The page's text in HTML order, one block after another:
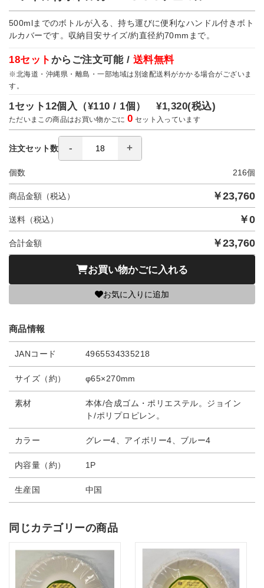
500mlまでのボトルが入る、持ち運びに便利なハンドル付きボト
ルカバーです。収納目安サイズ/約直径約70mmまで。
18セット からご注文可能 / 送料無料
※北海道・沖縄県・離島・一部地域は別途配送料がかかる場合がございま
す。
1セット12個入（¥110 / 1個）¥1,320(税込)
ただいまこの商品はお買い物かごに0 セット入っています
注文セット数
個数 216個
商品金額（税込） ￥23,760
送料（税込） ￥0
合計金額 ￥23,760
お買い物かごに入れる
お気に入りに追加
商品情報
JANコード 4965534335218
サイズ（約） φ65×270mm
素材
本体/合成ゴム・ポリエステル。ジョイン
ト/ポリプロピレン。
カラー グレー4、アイボリー4、ブルー4
内容量（約） 1P
生産国 中国
同じカテゴリーの商品